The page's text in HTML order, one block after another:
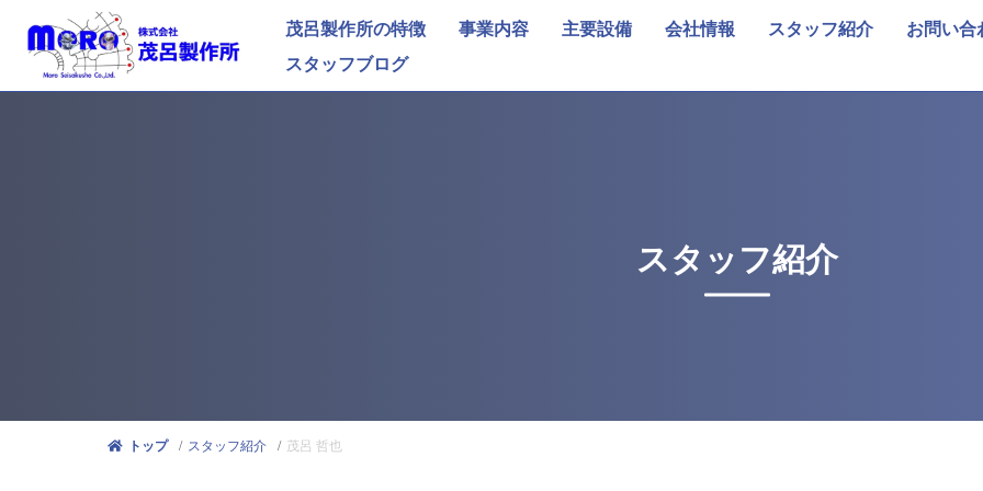
茂呂製作所の特徴 事業内容 主要設備 会社情報 スタッフ紹介
お問い合
スタッフブログ
スタッフ紹介
トップ スタッフ紹介 茂呂 哲也